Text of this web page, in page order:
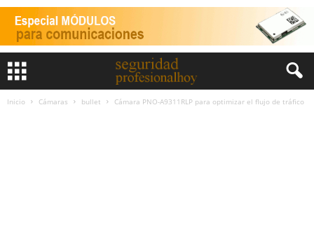
Inicio Cámaras bullet Cámara PNO-A9311RLP para optimizar el flujo de tráfico